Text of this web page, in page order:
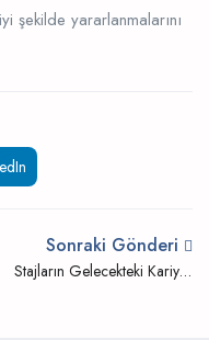
şekilde yararlanmalarını
Sonraki Gönderi
Stajların Gelecekteki Kariyer